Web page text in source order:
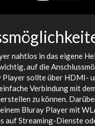
nahtlos in das eigene
auf die
sollte über HDMI-
Verbindung mit
zu können.
Bluray Player mit
auf Streaming-Dienste